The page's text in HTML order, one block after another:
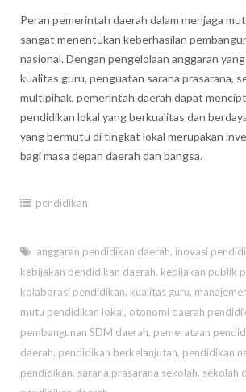
Peran pemerintah daerah dalam menjaga
sangat menentukan keberhasilan
nasional. Dengan pengelolaan anggaran
kualitas guru, penguatan sarana prasarana,
multipihak, pemerintah daerah dapat
pendidikan lokal yang berkualitas dan
yang bermutu di tingkat lokal merupakan
bagi masa depan daerah dan bangsa.
pendidikan
anggaran pendidikan daerah, inovasi
kebijakan pendidikan daerah, kebijakan publik
kolaborasi pendidikan, kualitas guru,
mutu pendidikan lokal, otonomi daerah
pembangunan SDM daerah, pemerataan
daerah, pendidikan berkelanjutan, pendidikan
pendidikan, sarana prasarana sekolah, sekolah